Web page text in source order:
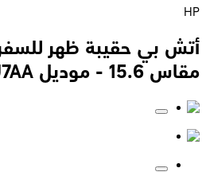
HP
أتش بي حقيبة ظهر للسفر
مقاس 15.6 - موديل 6B8U7AA - أزرق